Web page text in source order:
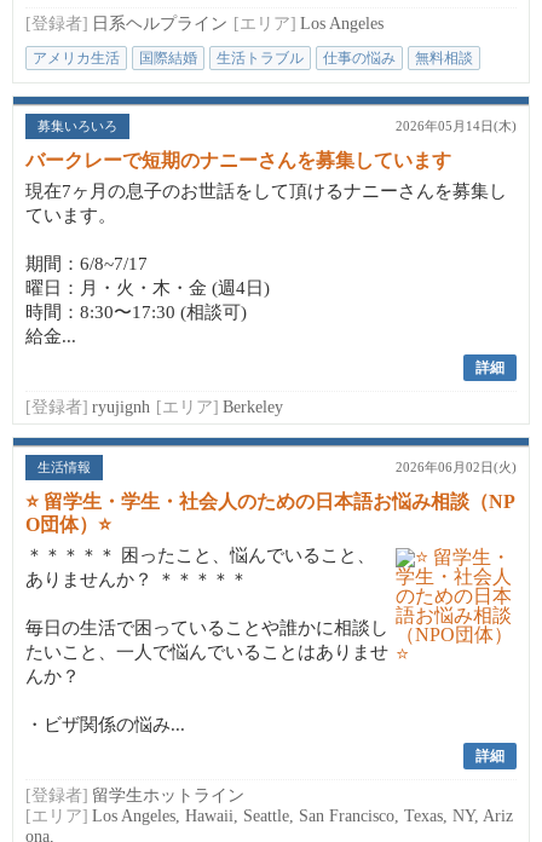
[登録者] 日系ヘルプライン [エリア] Los Angeles
アメリカ生活 国際結婚 生活トラブル 仕事の悩み 無料相談
募集いろいろ 2026年05月14日(木)
バークレーで短期のナニーさんを募集しています
現在7ヶ月の息子のお世話をして頂けるナニーさんを募集し
ています。
期間：6/8~7/17
曜日：月・火・木・金 (週4日)
時間：8:30〜17:30 (相談可)
給金...
詳細
[登録者] ryujignh [エリア] Berkeley
生活情報 2026年06月02日(火)
⭐ 留学生・学生・社会人のための日本語お悩み相談（NP
O団体）⭐
＊＊＊＊＊ 困ったこと、悩んでいること、
ありませんか？ ＊＊＊＊＊
毎日の生活で困っていることや誰かに相談し
たいこと、一人で悩んでいることはありませ
んか？
・ビザ関係の悩み...
詳細
[登録者] 留学生ホットライン
[エリア] Los Angeles, Hawaii, Seattle, San Francisco, Texas, NY, Ariz
ona,